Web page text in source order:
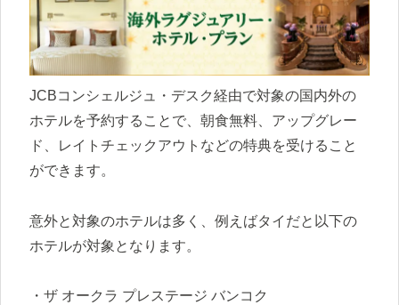
JCBコンシェルジュ・デスク経由で対象の国内外の
ホテルを予約することで、朝食無料、アップグレー
ド、レイトチェックアウトなどの特典を受けること
ができます。
意外と対象のホテルは多く、例えばタイだと以下の
ホテルが対象となります。
・ザ オークラ プレステージ バンコク